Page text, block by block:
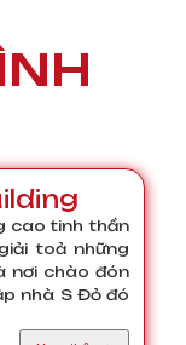
cao tinh thần
toả những
nơi chào đón
nhà S Đỏ đó